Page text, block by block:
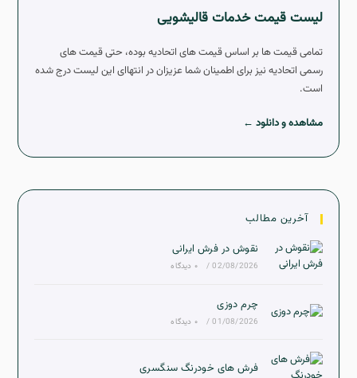
لیست قیمت خدمات قالیشویی
تمامی قیمت ها بر اساس قیمت های اتحادیه بوده، حتی قیمت های
رسمی اتحادیه نیز برای اطمینان شما عزیزان در انتهاای این لیست درج شده
است.
مشاهده و دانلود ←
آخرین مطالب
نقوش در فرش ایرانی
02/08/2026
/ ۰ دیدگاه
چرم دوزی
01/08/2026
/ ۰ دیدگاه
فرش های خودرنگ سنگسری